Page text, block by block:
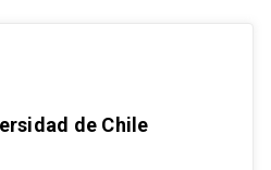
de Chile